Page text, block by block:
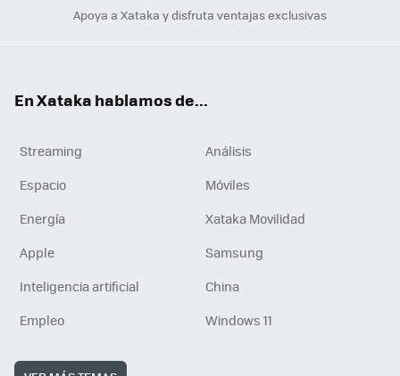
Apoya a Xataka y disfruta ventajas exclusivas
En Xataka hablamos de...
Streaming
Análisis
Espacio
Móviles
Energía
Xataka Movilidad
Apple
Samsung
Inteligencia artificial
China
Empleo
Windows 11